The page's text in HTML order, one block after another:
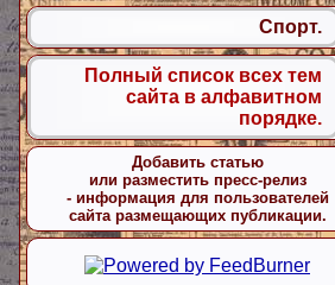
Спорт.
Полный список всех тем
сайта в алфавитном
порядке.
Добавить статью
или разместить пресс-релиз
- информация для пользователей
сайта размещающих публикации.